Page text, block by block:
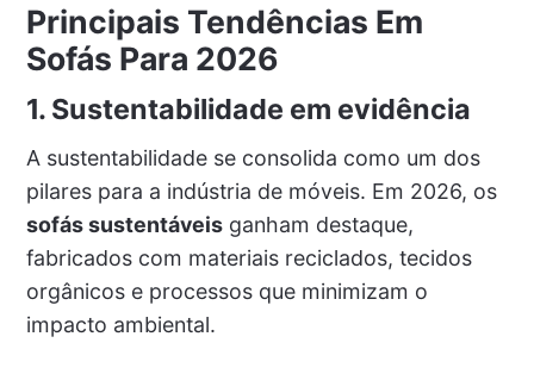
Principais Tendências Em
Sofás Para 2026
1. Sustentabilidade em evidência
A sustentabilidade se consolida como um dos
pilares para a indústria de móveis. Em 2026, os
sofás sustentáveisganham destaque,
fabricados com materiais reciclados, tecidos
orgânicos e processos que minimizam o
impacto ambiental.